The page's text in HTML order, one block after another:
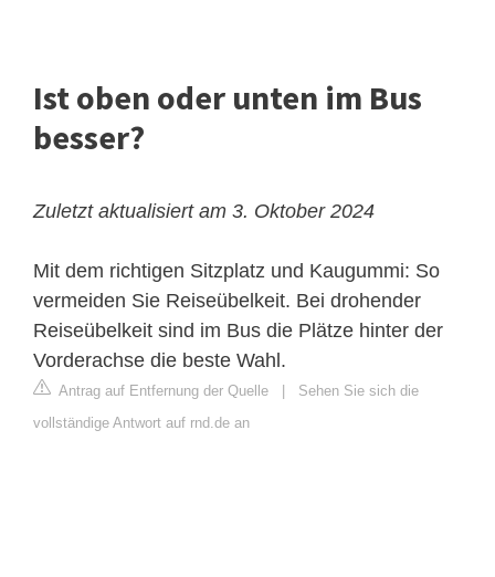
Ist oben oder unten im Bus
besser?
Zuletzt aktualisiert am 3. Oktober 2024
Mit dem richtigen Sitzplatz und Kaugummi: So
vermeiden Sie Reiseübelkeit. Bei drohender
Reiseübelkeit sind im Bus die Plätze hinter der
Vorderachse die beste Wahl.
Antrag auf Entfernung der Quelle
Sehen Sie sich die
vollständige Antwort auf rnd.de an